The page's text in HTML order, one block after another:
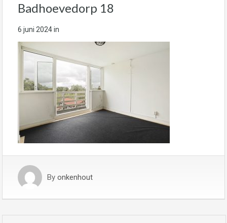
Badhoevedorp 18
6 juni 2024in
By onkenhout